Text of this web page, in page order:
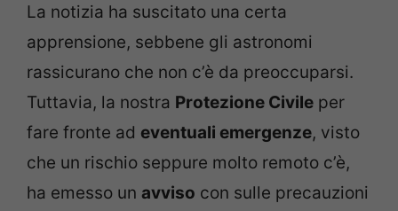
La notizia ha suscitato una certa
apprensione, sebbene gli astronomi
rassicurano che non c’è da preoccuparsi.
Tuttavia, la nostra Protezione Civile per
fare fronte ad eventuali emergenze, visto
che un rischio seppure molto remoto c’è,
ha emesso un avviso con sulle precauzioni